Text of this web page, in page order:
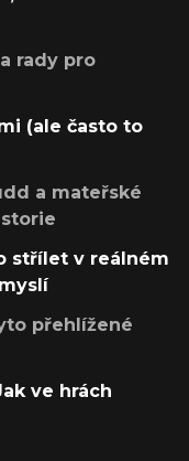
rady pro
(ale často to
a mateřské
střílet v reálném
přehlížené
ve hrách